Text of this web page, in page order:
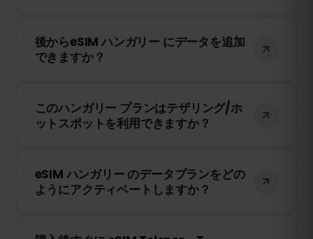
接続は停止します。eSIMFOXのダッシュボ
ードから簡単にデータを追加購入して、引
後からeSIM ハンガリー にデータを追加
できますか？
く、いつでもデータを追加できます。アカ
ウントにログインして、必要なデータ量を
このハンガリー プランはテザリング/ホ
ットスポットを利用できますか？
して、他のデバイスとインターネット接続
を共有できます。ただし、速度や接続状況
eSIM ハンガリー のデータプランをどの
ようにアクティベートしますか？